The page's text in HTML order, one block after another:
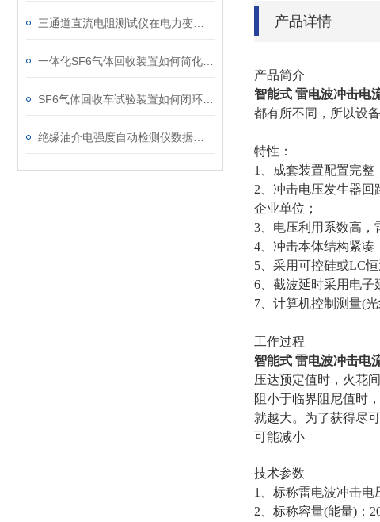
产品详情
产品简介
智能式 雷电波冲击电
都有所不同，所以设
特性：
1、成套装置配置完整
2、冲击电压发生器
企业单位；
3、电压利用系数高，
4、冲击本体结构紧凑
5、采用可控硅或LC
6、截波延时采用电
7、计算机控制测量(光
工作过程
智能式 雷电波冲击电
压达预定值时，火花
阻小于临界阻尼值时
就越大。为了获得尽
可能减小
技术参数
1、标称雷电波冲击电
2、标称容量(能量)：